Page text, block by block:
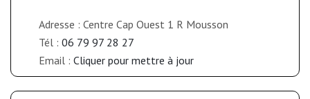
Adresse : Centre Cap Ouest 1 R Mousson
Tél : 06 79 97 28 27
Email : Cliquer pour mettre à jour